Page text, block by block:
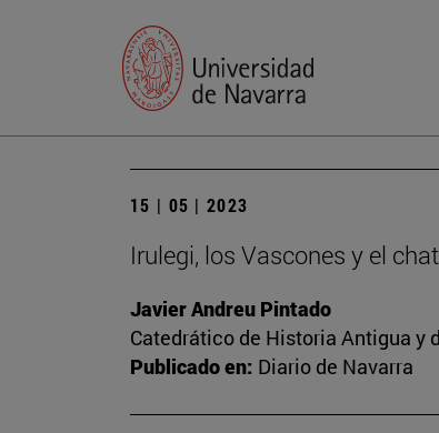
15 | 05 | 2023
Irulegi, los Vascones y el
Javier Andreu Pintado
Catedrático de Historia Antigua y
Publicado en: Diario de Navarra